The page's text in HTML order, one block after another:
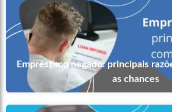
Empréstimo negado: principais
as chances